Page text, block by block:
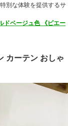
別な体験を提供するサ
ドベージュ色 《ピエー
カーテン おしゃ